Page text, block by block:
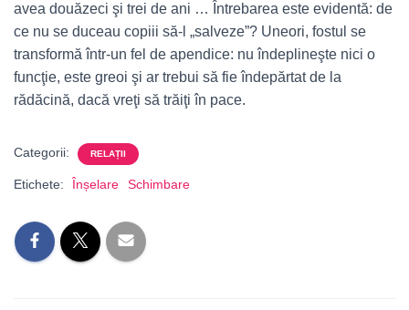
avea douăzeci şi trei de ani … Întrebarea este evidentă: de
ce nu se duceau copiii să-l „salveze”? Uneori, fostul se
transformă într-un fel de apendice: nu îndeplineşte nici o
funcţie, este greoi şi ar trebui să fie îndepărtat de la
rădăcină, dacă vreţi să trăiţi în pace.
Categorii: RELAȚII
Etichete: Înșelare Schimbare